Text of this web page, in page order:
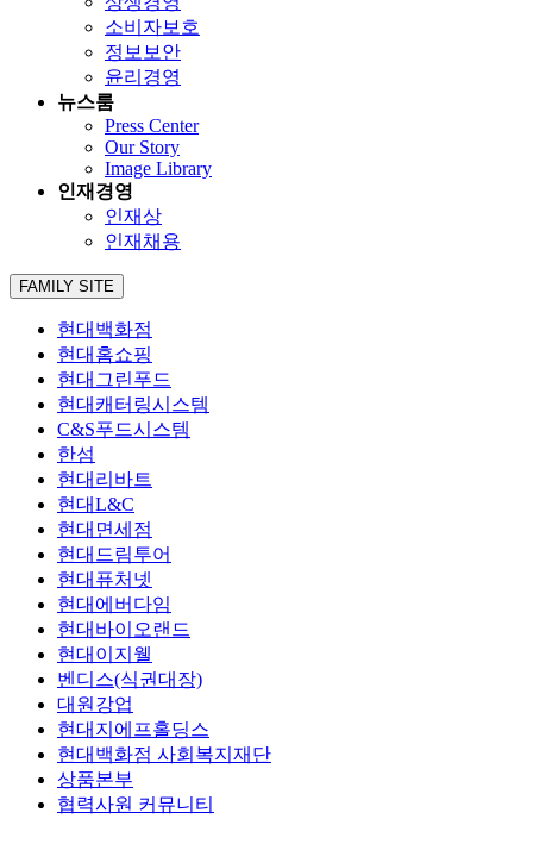
소비자보호
정보보안
윤리경영
뉴스룸
Press Center
Our Story
Image Library
인재경영
인재상
인재채용
FAMILY SITE
현대백화점
현대홈쇼핑
현대그린푸드
현대캐터링시스템
C&S푸드시스템
한섬
현대리바트
현대L&C
현대면세점
현대드림투어
현대퓨처넷
현대에버다임
현대바이오랜드
현대이지웰
벤디스(식권대장)
대원강업
현대지에프홀딩스
현대백화점 사회복지재단
상품본부
협력사원 커뮤니티